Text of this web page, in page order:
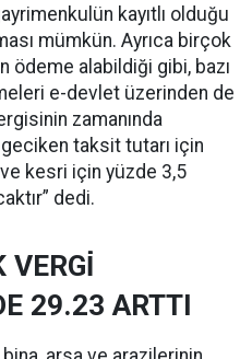
kayıtlı olduğu
mümkün. Ayrıca birçok
ödeme alabildiği gibi, bazı
e-devlet üzerinden de
zamanında
taksit tutarı için
kesri için yüzde 3,5
dedi.
29.23 ARTTI